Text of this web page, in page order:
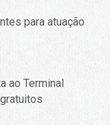
para atuação
ao Terminal